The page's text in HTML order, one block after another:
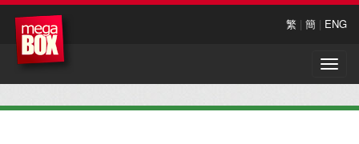
繁 | 簡 | ENG
Toggle